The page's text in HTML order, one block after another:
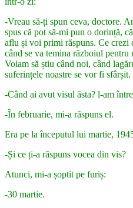
-Vreau să-ți spun ceva, doctore.
spus că pot să-mi pun o dorință,
aflu și voi primi răspuns. Ce crezi
când se va temina războiul
Voiam să știu când noi, când
suferințele noastre se vor fi sfârșit.
-Când ai avut visul ăsta? l-am
-În februarie, mi-a răspuns el.
Era pe la începutul lui martie,
-Și ce ți-a răspuns vocea din vis?
Atunci, mi-a șoptit pe furiș:
-30 martie.